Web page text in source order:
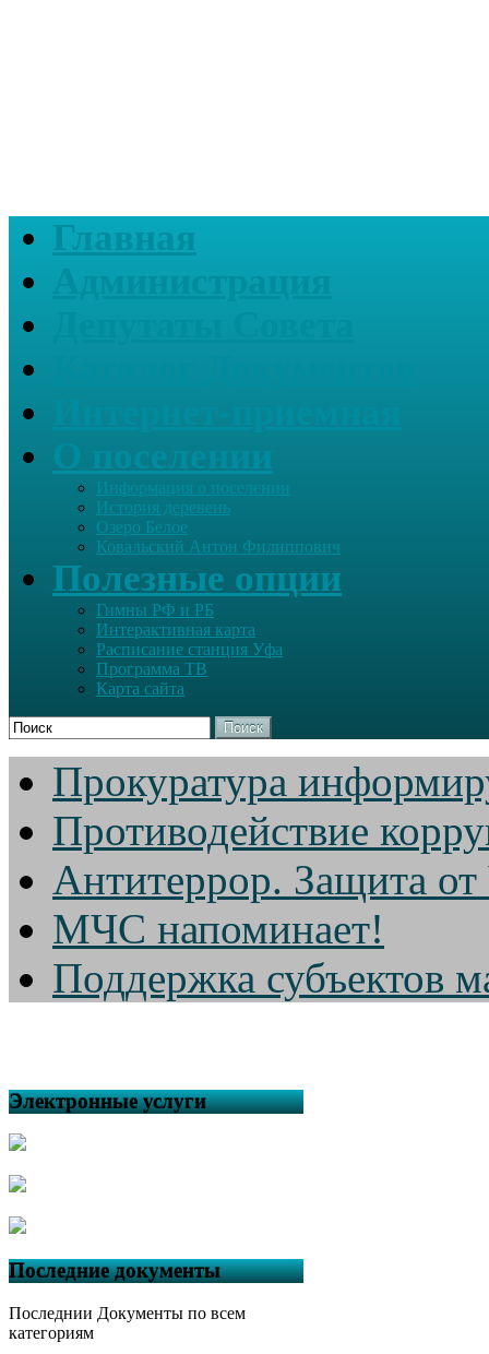
Главная
Информация о поселении
История деревень
Озеро Белое
Ковальский Антон Филиппович
Полезные опции
Гимны РФ и РБ
Интерактивная карта
Расписание станция Уфа
Программа ТВ
Карта сайта
Поиск
Прокуратура
Противодействие
Антитеррор. Защита
МЧС напоминает!
Поддержка субъектов
Электронные услуги
Последние документы
Последнии Документы по всем
категориям